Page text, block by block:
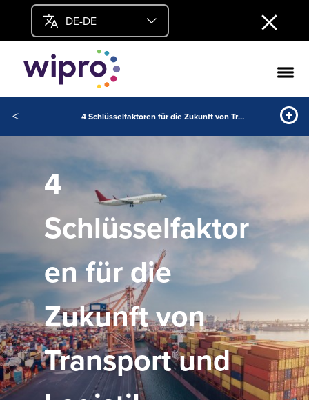
DE-DE
< 4 Schlüsselfaktoren für die Zukunft von Transport und Logistik
4
Schlüsselfaktor
en für die
Zukunft von
Transport und